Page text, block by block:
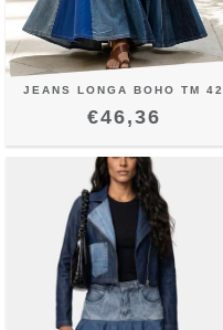
JEANS LONGA BOHO TM 42
€46,36